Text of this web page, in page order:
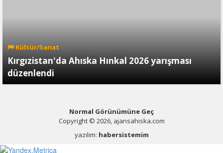
Kültür/Sanat
Kırgızistan'da Ahıska Hınkal 2026 yarışması
düzenlendi
Normal Görünümüne Geç
Copyright © 2026, ajansahiska.com
yazılım: habersistemim